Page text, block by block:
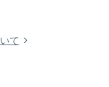
て